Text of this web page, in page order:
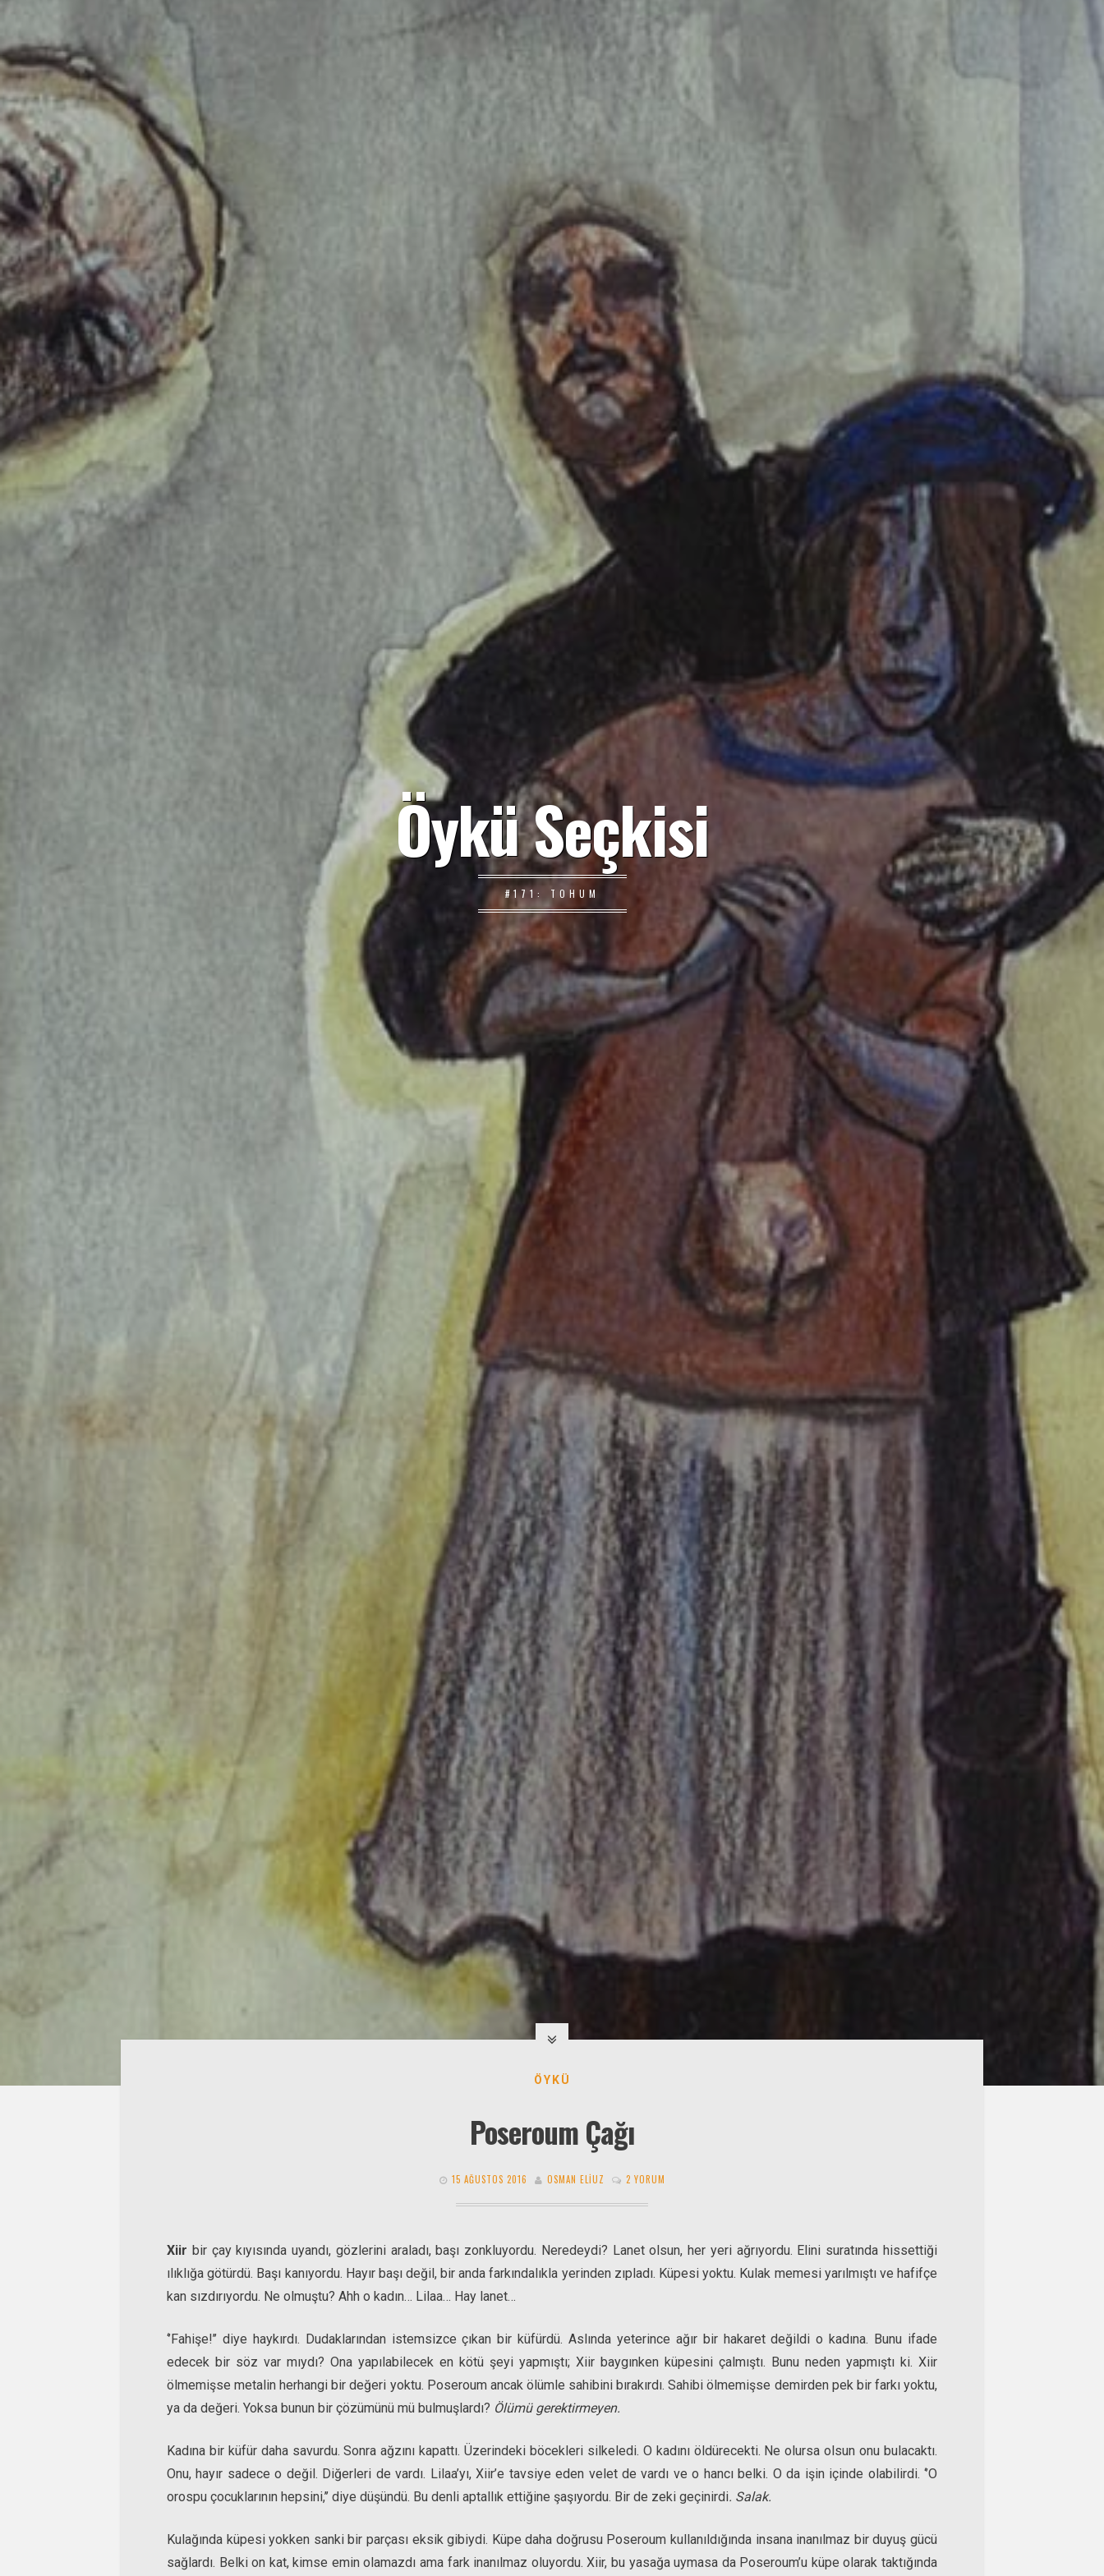
Öykü Seçkisi
#171: TOHUM
ÖYKÜ
Poseroum Çağı
15 AĞUSTOS 2016 OSMAN ELIUZ 2 YORUM
Xiir bir çay kıyısında uyandı, gözlerini araladı, başı zonkluyordu. Neredeydi? Lanet olsun, her yeri ağrıyordu. Elini suratında hissettiği
ılıklığa götürdü. Başı kanıyordu. Hayır başı değil, bir anda farkındalıkla yerinden zıpladı. Küpesi yoktu. Kulak memesi yarılmıştı ve hafifçe
kan sızdırıyordu. Ne olmuştu? Ahh o kadın… Lilaa… Hay lanet…
‘’Fahişe!’’ diye haykırdı. Dudaklarından istemsizce çıkan bir küfürdü. Aslında yeterince ağır bir hakaret değildi o kadına. Bunu ifade
edecek bir söz var mıydı? Ona yapılabilecek en kötü şeyi yapmıştı; Xiir baygınken küpesini çalmıştı. Bunu neden yapmıştı ki. Xiir
ölmemişse metalin herhangi bir değeri yoktu. Poseroum ancak ölümle sahibini bırakırdı. Sahibi ölmemişse demirden pek bir farkı yoktu,
ya da değeri. Yoksa bunun bir çözümünü mü bulmuşlardı? Ölümü gerektirmeyen.
Kadına bir küfür daha savurdu. Sonra ağzını kapattı. Üzerindeki böcekleri silkeledi. O kadını öldürecekti. Ne olursa olsun onu bulacaktı.
Onu, hayır sadece o değil. Diğerleri de vardı. Lilaa’yı, Xiir’e tavsiye eden velet de vardı ve o hancı belki. O da işin içinde olabilirdi. ‘’O
orospu çocuklarının hepsini,’’ diye düşündü. Bu denli aptallık ettiğine şaşıyordu. Bir de zeki geçinirdi. Salak.
Kulağında küpesi yokken sanki bir parçası eksik gibiydi. Küpe daha doğrusu Poseroum kullanıldığında insana inanılmaz bir duyuş gücü
sağlardı. Belki on kat, kimse emin olamazdı ama fark inanılmaz oluyordu. Xiir, bu yasağa uymasa da Poseroum’u küpe olarak taktığında